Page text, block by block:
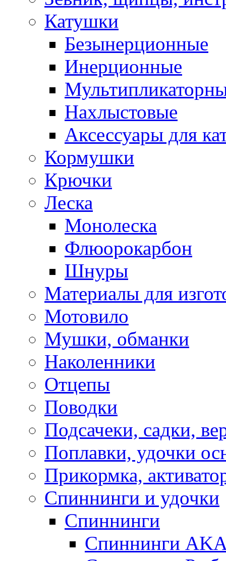
Катушки
Безынерционные
Инерционные
Нахлыстовые
Аксессуары для
Кормушки
Крючки
Леска
Монолеска
Флюорокарбон
Шнуры
Материалы для
Мотовило
Мушки, обманки
Наколенники
Отцепы
Поводки
Подсачеки, садки,
Поплавки, удочки
Прикормка,
Спиннинги и удочки
Спиннинги
Спиннинги